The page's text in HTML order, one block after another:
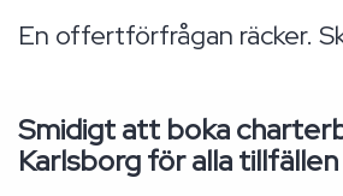
En offertförfrågan räcker.
Smidigt att boka
Karlsborg för alla tillfällen